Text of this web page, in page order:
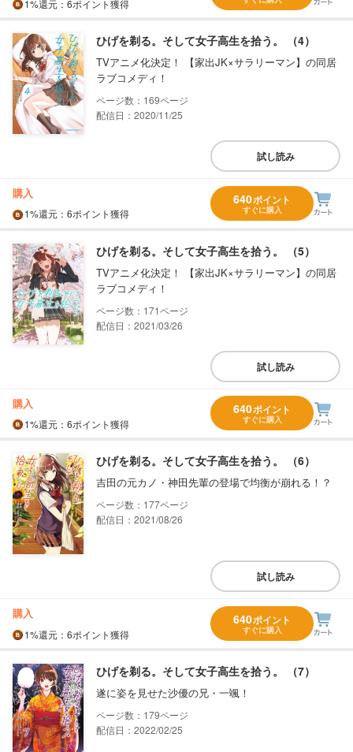
1%還元 ：6ポイント獲得
ひげを剃る。そして女子高生を拾う。 （4）
TVアニメ化決定！ 【家出JK×サラリーマン】の同居
ラブコメディ！
169
配信日：2020/11/25
試し読み
購入
1%還元 ：6ポイント獲得
640ポイント
すぐに購入
ひげを剃る。そして女子高生を拾う。 （5）
TVアニメ化決定！ 【家出JK×サラリーマン】の同居
ラブコメディ！
171
配信日：2021/03/26
試し読み
購入
1%還元 ：6ポイント獲得
640ポイント
すぐに購入
ひげを剃る。そして女子高生を拾う。 （6）
吉田の元カノ・神田先輩の登場で均衡が崩れる！？
177
配信日：2021/08/26
試し読み
購入
1%還元 ：6ポイント獲得
640ポイント
すぐに購入
ひげを剃る。そして女子高生を拾う。 （7）
遂に姿を見せた沙優の兄・一颯！
179
配信日：2022/02/25